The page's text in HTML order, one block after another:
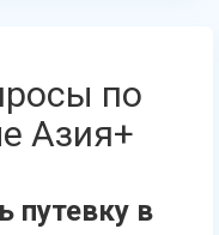
по
Азия+
путевку в